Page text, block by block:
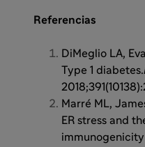
Referencias
DiMeglio LA,
Type 1 diabetes.
Marré ML,
ER stress and